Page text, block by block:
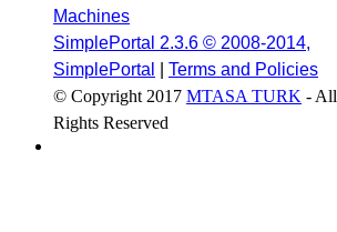
Machines
SimplePortal 2.3.6 © 2008-2014,
SimplePortal
Terms and Policies
© Copyright 2017 MTASA TURK - All
Rights Reserved